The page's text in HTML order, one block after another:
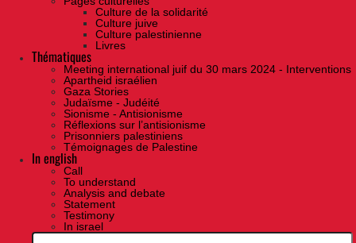
Culture de la solidarité
Culture juive
Culture palestinienne
Livres
Thématiques
Meeting international juif du 30 mars 2024 - Interventions
Apartheid israélien
Gaza Stories
Judaïsme - Judéité
Sionisme - Antisionisme
Réflexions sur l’antisionisme
Prisonniers palestiniens
Témoignages de Palestine
In english
Call
To understand
Analysis and debate
Statement
Testimony
In israel